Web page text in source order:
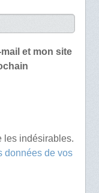
et mon site
les indésirables.
données de vos